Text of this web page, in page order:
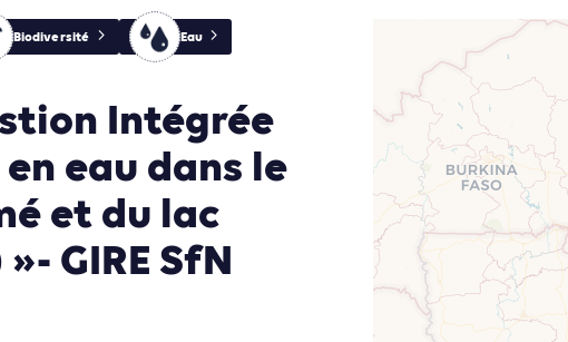
Biodiversité Eau
Intégrée
eau dans le
et du lac
GIRE SfN